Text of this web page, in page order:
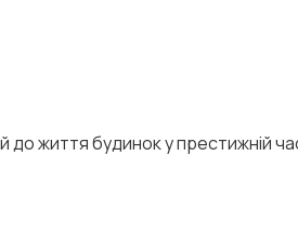
життя будинок у престижній